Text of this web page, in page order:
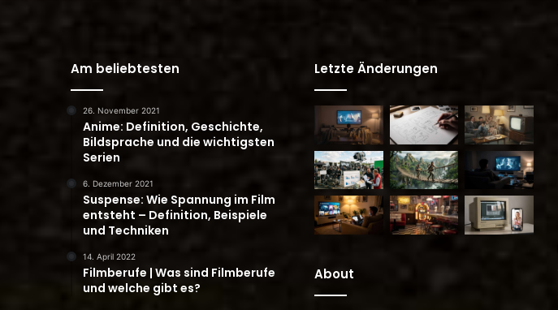
Am beliebtesten
26. November 2021
Anime: Definition, Geschichte,
Bildsprache und die wichtigsten
Serien
6. Dezember 2021
Suspense: Wie Spannung im Film
entsteht – Definition, Beispiele
und Techniken
14. April 2022
Filmberufe | Was sind Filmberufe
und welche gibt es?
Letzte Änderungen
About